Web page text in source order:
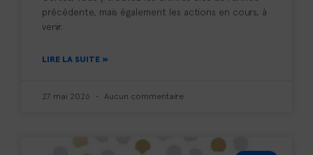
précédente, mais également les actions en cours, à
venir.
LIRE LA SUITE »
27 mai 2026 Aucun commentaire